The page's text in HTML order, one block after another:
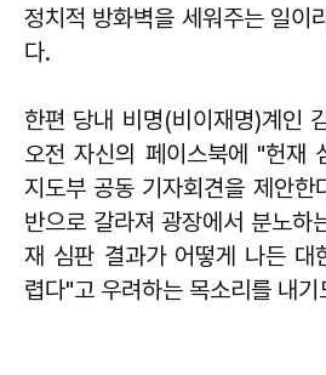
정치적 방화벽을 세워주는 일이
다.
한편 당내 비명(비이재명)계인
오전 자신의 페이스북에 "헌재
지도부 공동 기자회견을 제안
반으로 갈라져 광장에서 분노하
재 심판 결과가 어떻게 나든 대
렵다"고 우려하는 목소리를 내기